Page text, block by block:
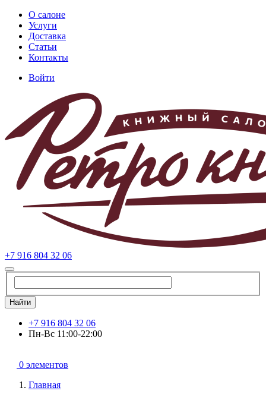
Перейти
основному
содержанию
Основная
навигация
О салоне
Услуги
Доставка
Статьи
Контакты
учётной
записи
пользователя
Войти
+7 916 804 32 06
Найти
+7 916 804 32 06
Пн-Вс 11:00-22:00
0 элементов
Главная